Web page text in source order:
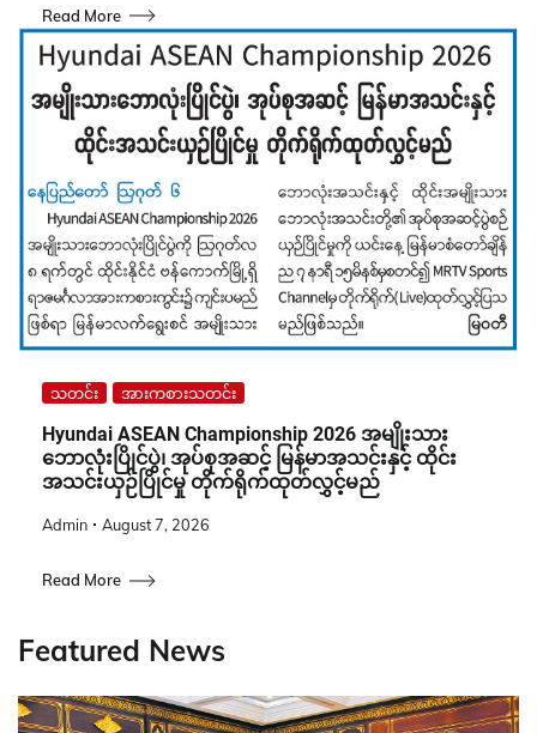
Read More
သတင်း အားကစားသတင်း
Hyundai ASEAN Championship 2026 အမျိုးသား
ဘောလုံးပြိုင်ပွဲ၊ အုပ်စုအဆင့် မြန်မာအသင်းနှင့် ထိုင်း
အသင်းယှဉ်ပြိုင်မှု တိုက်ရိုက်ထုတ်လွှင့်မည်
Admin August 7, 2026
Read More
Featured News